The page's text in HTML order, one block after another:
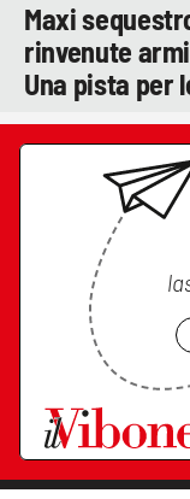
Maxi
rinvenute
Una pista per